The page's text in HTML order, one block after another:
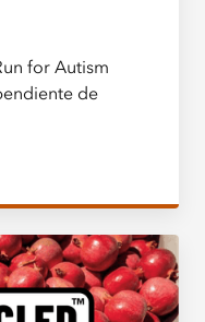
for Autism
de